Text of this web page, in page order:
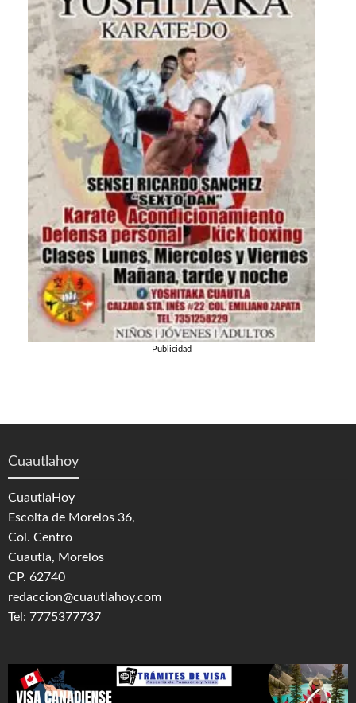
Publicidad
Cuautlahoy
CuautlaHoy
Escolta de Morelos 36,
Col. Centro
Cuautla, Morelos
CP. 62740
redaccion@cuautlahoy.com
Tel: 7775377737